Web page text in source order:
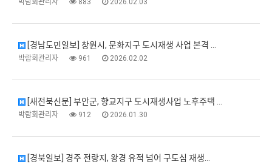
박람회관리자 883 2026.02.03
[경남도민일보] 창원시, 문화지구 도시재생 사업 본격 …
박람회관리자 961 2026.02.02
[새전북신문] 부안군, 향교지구 도시재생사업 노후주택 …
박람회관리자 912 2026.01.30
[경북일보] 경주 전랑지, 왕경 유적 넘어 구도심 재생…